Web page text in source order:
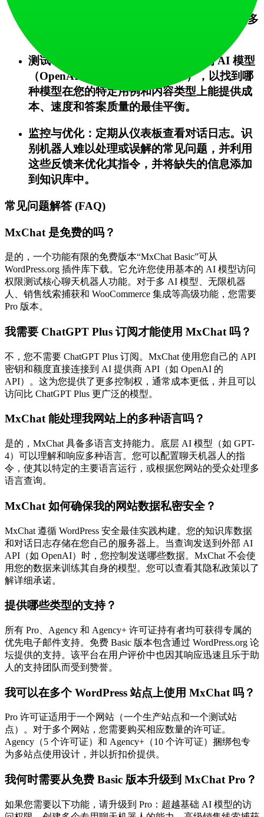
当用户说“我对演示感兴趣”或“你们的价格是多
测试不同的 AI 模型：尝试各种集成的 AI 模型
（OpenAI vs. Claude vs. Gemini），以找到哪
种模型在您的特定用例和内容类型上能提供成
本、速度和答案质量的最佳平衡。
监控与优化：定期从仪表板查看对话日志。识
别机器人难以处理或误解的常见问题，并利用
这些反馈来优化其指令，并将缺失的信息添加
到知识库中。
常见问题解答 (FAQ)
MxChat 是免费的吗？
是的，一个功能有限的免费版本“MxChat Basic”可从
WordPress.org 插件库下载。它允许您使用基本的 AI 模型访问
权限测试核心聊天机器人功能。对于多 AI 模型、无限机器
人、销售线索捕获和 WooCommerce 集成等高级功能，您需要
Pro 版本。
我需要 ChatGPT Plus 订阅才能使用 MxChat 吗？
不，您不需要 ChatGPT Plus 订阅。MxChat 使用您自己的 API
密钥和额度直接连接到 AI 提供商 API（如 OpenAI 的
API）。这为您提供了更多控制权，通常成本更低，并且可以
访问比 ChatGPT Plus 更广泛的模型。
MxChat 能处理我网站上的多种语言吗？
是的，MxChat 具备多语言支持能力。底层 AI 模型（如 GPT-
4）可以理解和响应多种语言。您可以配置聊天机器人的指
令，使其以特定的主要语言运行，或根据您网站的受众处理多
语言查询。
MxChat 如何确保我的网站数据私密安全？
MxChat 遵循 WordPress 安全最佳实践构建。您的知识库数据
和对话日志存储在您自己的服务器上。当查询发送到外部 AI
API（如 OpenAI）时，您控制发送哪些数据。MxChat 不会使
用您的数据来训练其自身的模型。您可以查看其隐私政策以了
解详细承诺。
提供哪些类型的支持？
所有 Pro、Agency 和 Agency+ 许可证持有者均可获得专属的
优先电子邮件支持。免费 Basic 版本包含通过 WordPress.org 论
坛提供的支持。该平台在用户评价中也因其响应迅速且乐于助
人的支持团队而受到赞誉。
我可以在多个 WordPress 站点上使用 MxChat 吗？
Pro 许可证适用于一个网站（一个生产站点和一个测试站
点）。对于多个网站，您需要购买相应数量的许可证。
Agency（5 个许可证）和 Agency+（10 个许可证）捆绑包专
为多站点使用设计，并以折扣价提供。
我何时需要从免费 Basic 版本升级到 MxChat Pro？
如果您需要以下功能，请升级到 Pro：超越基础 AI 模型的访